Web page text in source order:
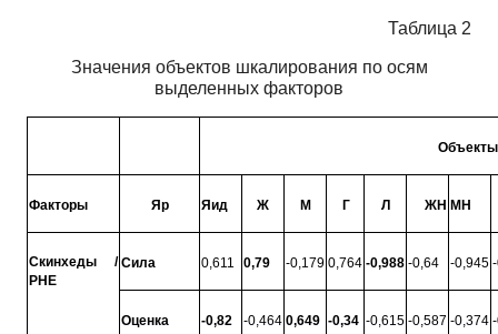
Таблица 2
Значения объектов шкалирования по осям
выделенных факторов
Объекты
Факторы Яр Яид Ж М Г Л ЖН МН
Скинхе­ды /
РНЕ
Сила 0,611 0,79 -0,179 0,764 -0,988 -0,64 -0,945
Оценка -0,82 -0,464 0,649 -0,34 -0,615 -0,587 -0,374